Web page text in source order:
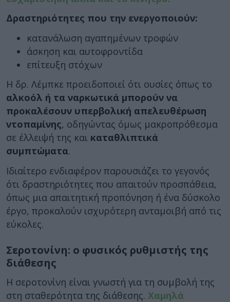
Δραστηριότητες που την ενεργοποιούν:
κατανάλωση αγαπημένων τροφών
άσκηση και αυτοφροντίδα
επίτευξη στόχων
Η δρ. Λέμπκε προειδοποιεί ότι ουσίες όπως το
αλκοόλ ή τα ναρκωτικά μπορούν να
προκαλέσουν υπερβολική απελευθέρωση
ντοπαμίνης, οδηγώντας όμως μακροπρόθεσμα
σε έλλειψή της και καταθλιπτικά
συμπτώματα.
Ιδιαίτερο ενδιαφέρον παρουσιάζει το γεγονός
ότι δραστηριότητες που απαιτούν προσπάθεια,
όπως μια απαιτητική προπόνηση ή ένα δύσκολο
έργο, προκαλούν ισχυρότερη ανταμοιβή από τις
εύκολες.
Σεροτονίνη: ο φυσικός ρυθμιστής της
διάθεσης
Η σεροτονίνη είναι γνωστή για τη συμβολή της
στη σταθερότητα της διάθεσης. Χαμηλά